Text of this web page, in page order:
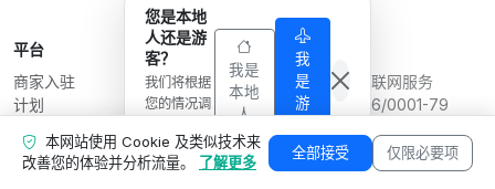
平台
商家入驻
计划
商家专区
运营方
Serverplace 互联网服务
CNPJ 04.114.466/0001-79
本网站使用 Cookie 及类似技术来
改善您的体验并分析流量。 了解更多
全部接受 仅限必要项
您是本地
人还是游
客？
我们将根据
您的情况调
容。
我是
本地
人
我
是
游